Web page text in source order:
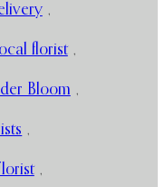
,
florist ,
Bloom ,
,
,